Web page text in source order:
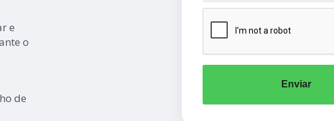
e
o
de
Enviar